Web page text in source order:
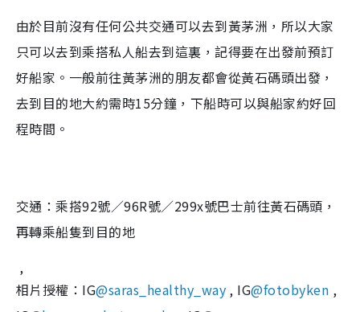
由於目前沒有任何公共交通可以去到黃茅洲，所以大家
只可以去到乘搭私人船去到這裏，記得要在出發前預訂
好船家。一般前往黃茅洲的朋友都會從黃石碼頭出發，
去到目的地大約需時15分鐘，下船時可以與船家約好回
程時間。
交通：乘搭92號／96R號／299x號巴士前往黃石碼頭，
再轉乘船隻到目的地
,
相片授權：IG@saras_healthy_way , IG@fotobyken ,